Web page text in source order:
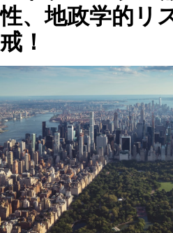
性、地政学的リ
戒！